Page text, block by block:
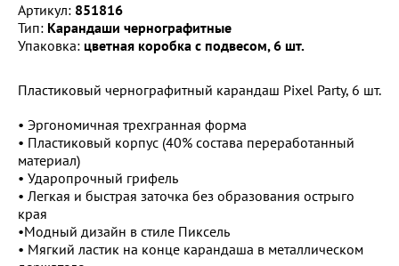
Артикул: 851816
Тип: Карандаши чернографитные
Упаковка: цветная коробка с подвесом, 6 шт.
Пластиковый чернографитный карандаш Pixel Party, 6 шт.
• Эргономичная трехгранная форма
• Пластиковый корпус (40% состава переработанный
материал)
• Ударопрочный грифель
• Легкая и быстрая заточка без образования острыго
края
•Модный дизайн в стиле Пиксель
• Мягкий ластик на конце карандаша в металлическом